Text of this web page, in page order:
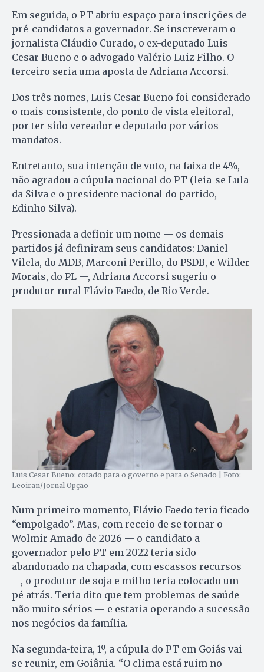
Em seguida, o PT abriu espaço para inscrições de
pré-candidatos a governador. Se inscreveram o
jornalista Cláudio Curado, o ex-deputado Luis
Cesar Bueno e o advogado Valério Luiz Filho. O
terceiro seria uma aposta de Adriana Accorsi.
Dos três nomes, Luis Cesar Bueno foi considerado
o mais consistente, do ponto de vista eleitoral,
por ter sido vereador e deputado por vários
mandatos.
Entretanto, sua intenção de voto, na faixa de 4%,
não agradou a cúpula nacional do PT (leia-se Lula
da Silva e o presidente nacional do partido,
Edinho Silva).
Pressionada a definir um nome — os demais
partidos já definiram seus candidatos: Daniel
Vilela, do MDB, Marconi Perillo, do PSDB, e Wilder
Morais, do PL —, Adriana Accorsi sugeriu o
produtor rural Flávio Faedo, de Rio Verde.
Luis Cesar Bueno: cotado para o governo e para o Senado | Foto:
Leoiran/Jornal Opção
Num primeiro momento, Flávio Faedo teria ficado
“empolgado”. Mas, com receio de se tornar o
Wolmir Amado de 2026 — o candidato a
governador pelo PT em 2022 teria sido
abandonado na chapada, com escassos recursos
—, o produtor de soja e milho teria colocado um
pé atrás. Teria dito que tem problemas de saúde —
não muito sérios — e estaria operando a sucessão
nos negócios da família.
Na segunda-feira, 1º, a cúpula do PT em Goiás vai
se reunir, em Goiânia. “O clima está ruim no